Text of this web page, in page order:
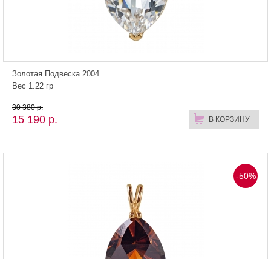
Золотая Подвеска 2004
Вес 1.22 гр
15 190 р. В КОРЗИНУ
30 380 р.
-50%